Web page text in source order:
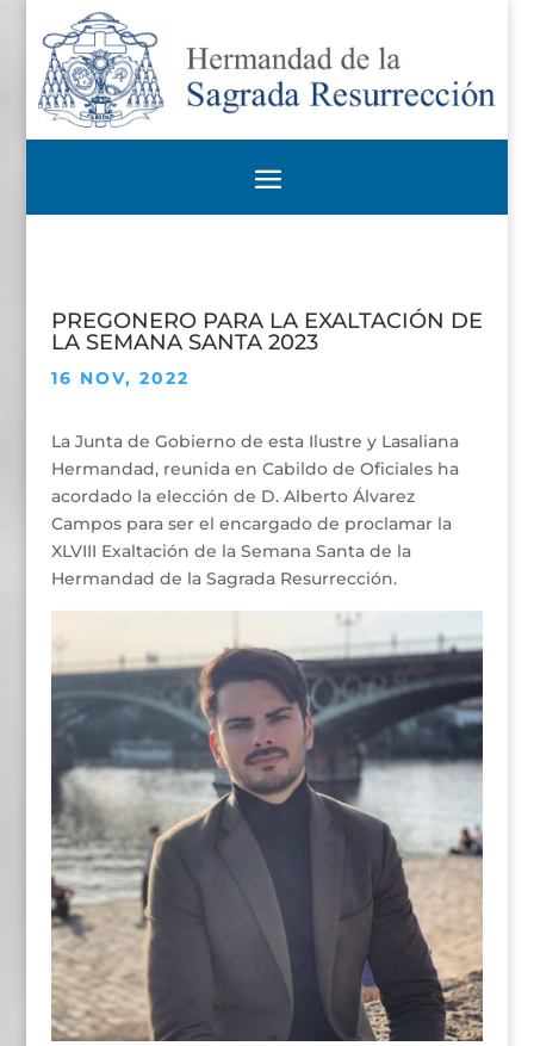
PREGONERO PARA LA EXALTACIÓN DE
LA SEMANA SANTA 2023
16 NOV, 2022
La Junta de Gobierno de esta Ilustre y Lasaliana
Hermandad, reunida en Cabildo de Oficiales ha
acordado la elección de D. Alberto Álvarez
Campos para ser el encargado de proclamar la
XLVIII Exaltación de la Semana Santa de la
Hermandad de la Sagrada Resurrección.